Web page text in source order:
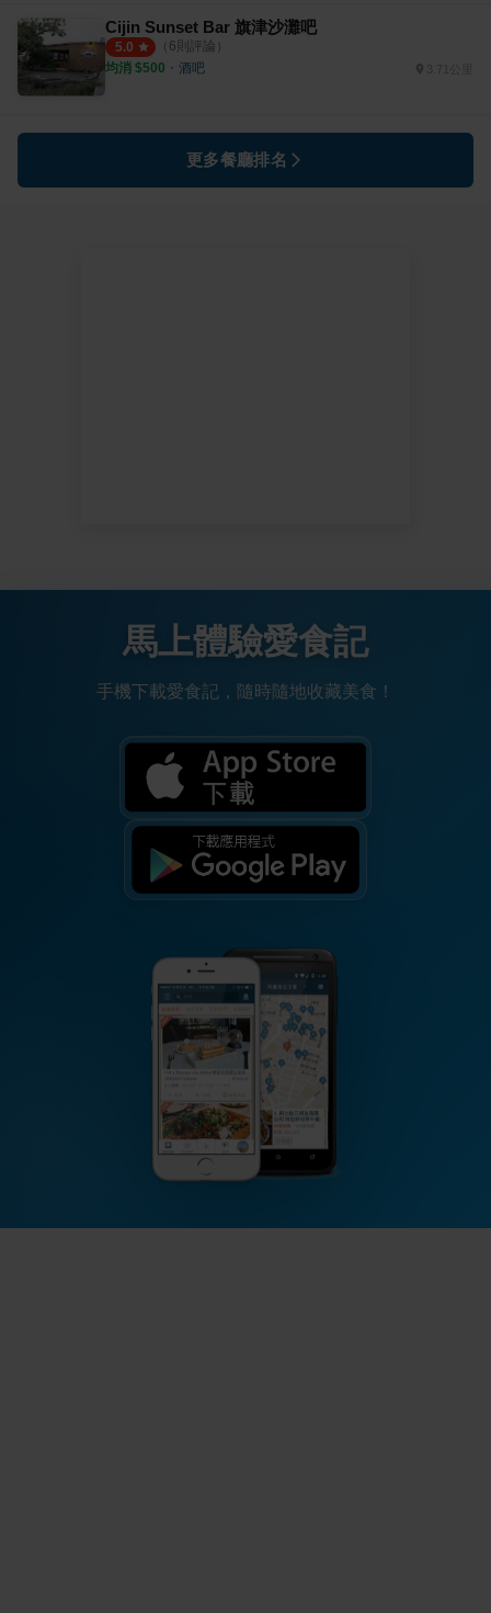
Cijin Sunset Bar 旗津沙灘吧
5.0 （ 6則評論）
均消 $500 ・ 酒吧
更多餐廳排名
馬上體驗愛食記
手機下載愛食記，隨時隨地收藏美食！